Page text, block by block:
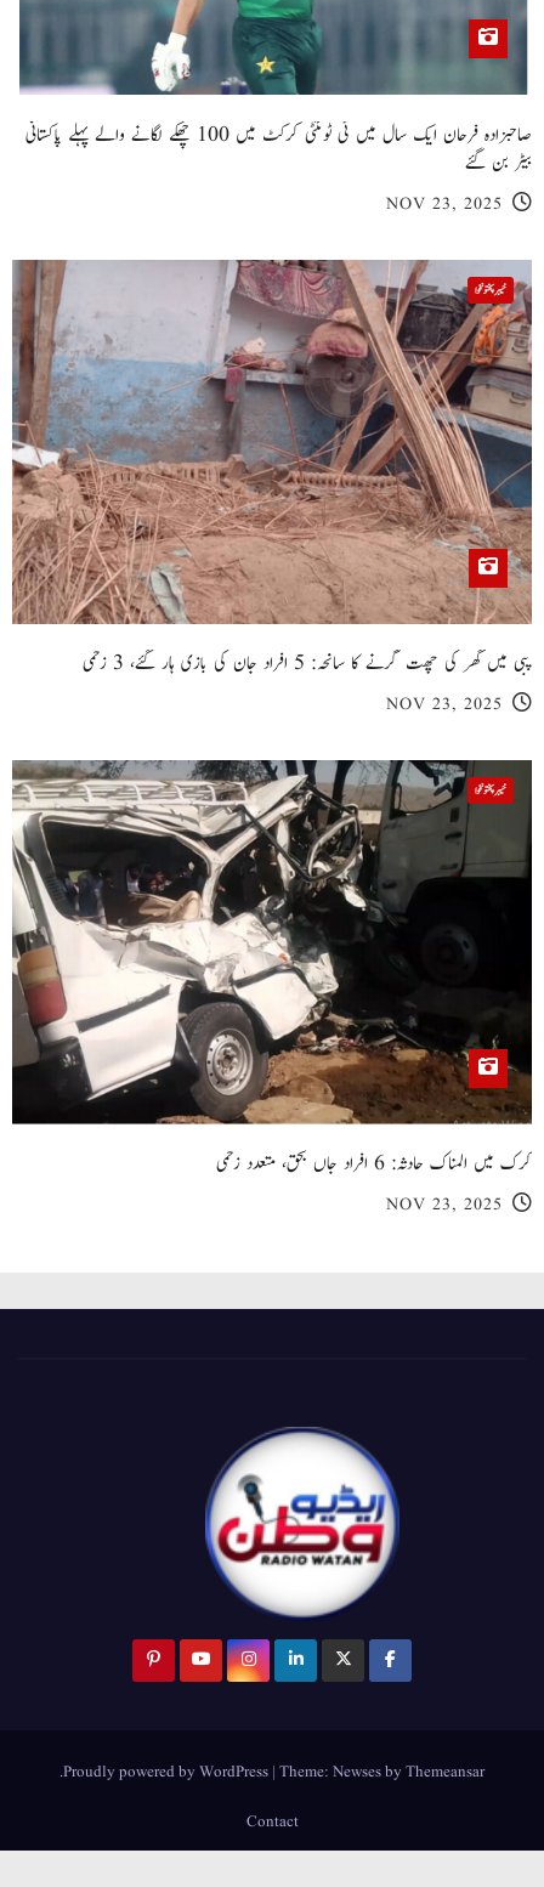
صاحبزادہ فرحان ایک سال میں ٹی ٹوئنٹی کرکٹ میں 100 چھکے لگانے والے پہلے پاکستانی
بیٹر بن گئے
NOV 23, 2025
خیبر پختونخوا
پبی میں گھر کی چھت گرنے کا سانحہ: 5 افراد جان کی بازی ہار گئے، 3 زخمی
NOV 23, 2025
خیبر پختونخوا
کرک میں المناک حادثہ: 6 افراد جاں بحق، متعدد زخمی
NOV 23, 2025
Proudly powered by WordPress |Theme:NewsesbyThemeansar
.
Contact